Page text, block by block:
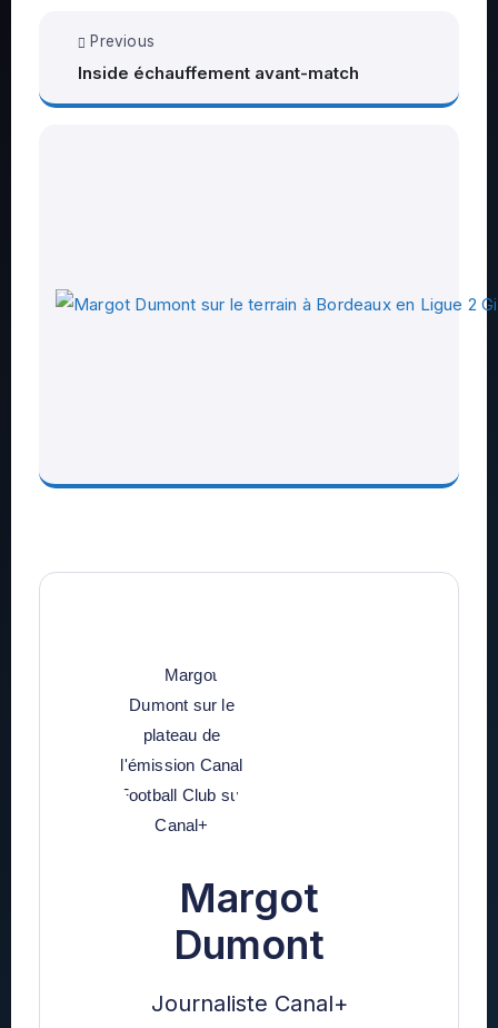
Previous
Inside échauffement avant-match
Margot
Dumont
Journaliste Canal+